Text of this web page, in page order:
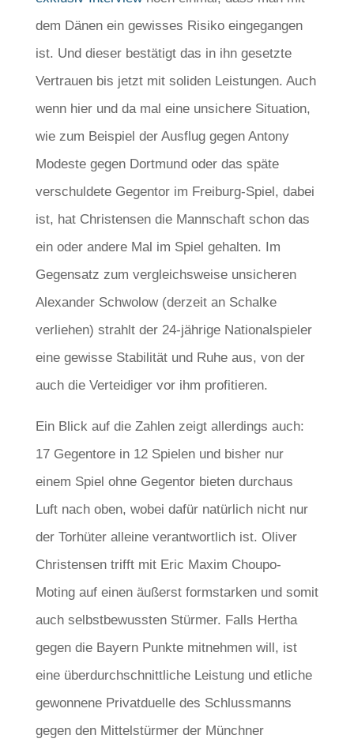
dem Dänen ein gewisses Risiko eingegangen
ist. Und dieser bestätigt das in ihn gesetzte
Vertrauen bis jetzt mit soliden Leistungen. Auch
wenn hier und da mal eine unsichere Situation,
wie zum Beispiel der Ausflug gegen Antony
Modeste gegen Dortmund oder das späte
verschuldete Gegentor im Freiburg-Spiel, dabei
ist, hat Christensen die Mannschaft schon das
ein oder andere Mal im Spiel gehalten. Im
Gegensatz zum vergleichsweise unsicheren
Alexander Schwolow (derzeit an Schalke
verliehen) strahlt der 24-jährige Nationalspieler
eine gewisse Stabilität und Ruhe aus, von der
auch die Verteidiger vor ihm profitieren.
Ein Blick auf die Zahlen zeigt allerdings auch:
17 Gegentore in 12 Spielen und bisher nur
einem Spiel ohne Gegentor bieten durchaus
Luft nach oben, wobei dafür natürlich nicht nur
der Torhüter alleine verantwortlich ist. Oliver
Christensen trifft mit Eric Maxim Choupo-
Moting auf einen äußerst formstarken und somit
auch selbstbewussten Stürmer. Falls Hertha
gegen die Bayern Punkte mitnehmen will, ist
eine überdurchschnittliche Leistung und etliche
gewonnene Privatduelle des Schlussmanns
gegen den Mittelstürmer der Münchner